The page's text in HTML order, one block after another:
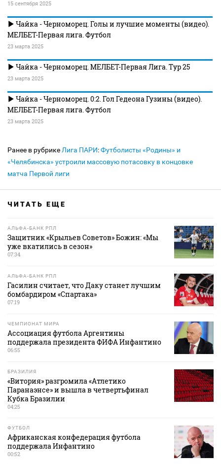
15 сентября 2025
Чайка - Черноморец. Голы и лучшие моменты (видео).
МЕЛБЕТ-Первая лига. Футбол
23 марта 2025
Чайка - Черноморец. МЕЛБЕТ-Первая Лига. Тур 25
23 марта 2025
Чайка - Черноморец. 0:2. Гол Гедеона Гузины (видео).
МЕЛБЕТ-Первая лига. Футбол
23 марта 2025
Ранее в рубрике Лига ПАРИ:Футболисты «Родины» и
«Челябинска» устроили массовую потасовку в концовке
матча Первой лиги
ЧИТАТЬ ЕЩЕ
АЛЬФА-БАНК РПЛ
Защитник «Крыльев Советов» Божин: «Мы
уже вкатились в сезон»
07:34
АЛЬФА-БАНК РПЛ
Гасилин считает, что Даку станет лучшим
бомбардиром «Спартака»
07:19
ЧЕМПИОНАТ МИРА
Ассоциация футбола Аргентины
поддержала президента ФИФА Инфантино
06:55
БРАЗИЛИЯ
«Витория» разгромила «Атлетико
Паранаэнсе» и вышла в четвертьфинал
Кубка Бразилии
04:25
ФУТБОЛ
Африканская конфедерация футбола
поддержала Инфантино
00:52